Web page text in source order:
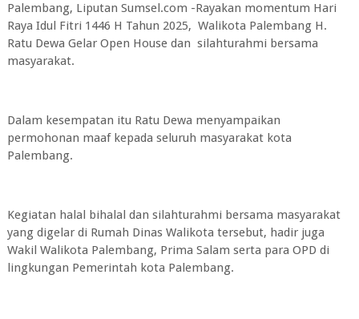
Palembang, Liputan Sumsel.com -Rayakan momentum Hari
Raya Idul Fitri 1446 H Tahun 2025, Walikota Palembang H.
Ratu Dewa Gelar Open House dan silahturahmi bersama
masyarakat.
Dalam kesempatan itu Ratu Dewa menyampaikan
permohonan maaf kepada seluruh masyarakat kota
Palembang.
Kegiatan halal bihalal dan silahturahmi bersama masyarakat
yang digelar di Rumah Dinas Walikota tersebut, hadir juga
Wakil Walikota Palembang, Prima Salam serta para OPD di
lingkungan Pemerintah kota Palembang.